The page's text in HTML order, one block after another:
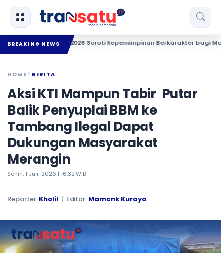
BREAKING NEWS
FKMSB 2026 Soroti Kepemimpinan Berkarakter bagi
HOME BERITA
Aksi KTI Mampun Tabir Putar
Balik Penyuplai BBM ke
Tambang Ilegal Dapat
Dukungan Masyarakat
Merangin
Senin, 1 Juni 2026 | 16:32 WIB
Reporter: Kholil | Editor: Mamank Kuraya